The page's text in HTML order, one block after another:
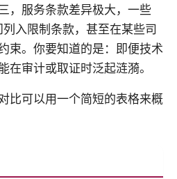
，服务条款差异极大，一些
入限制条款，甚至在某些司
束。你要知道的是：即便技术
在审计或取证时泛起涟漪。
比可以用一个简短的表格来概